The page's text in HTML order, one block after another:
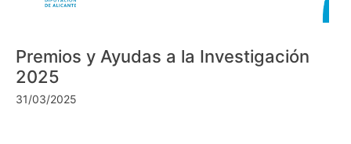
Premios y Ayudas a la Investigación
2025
31/03/2025